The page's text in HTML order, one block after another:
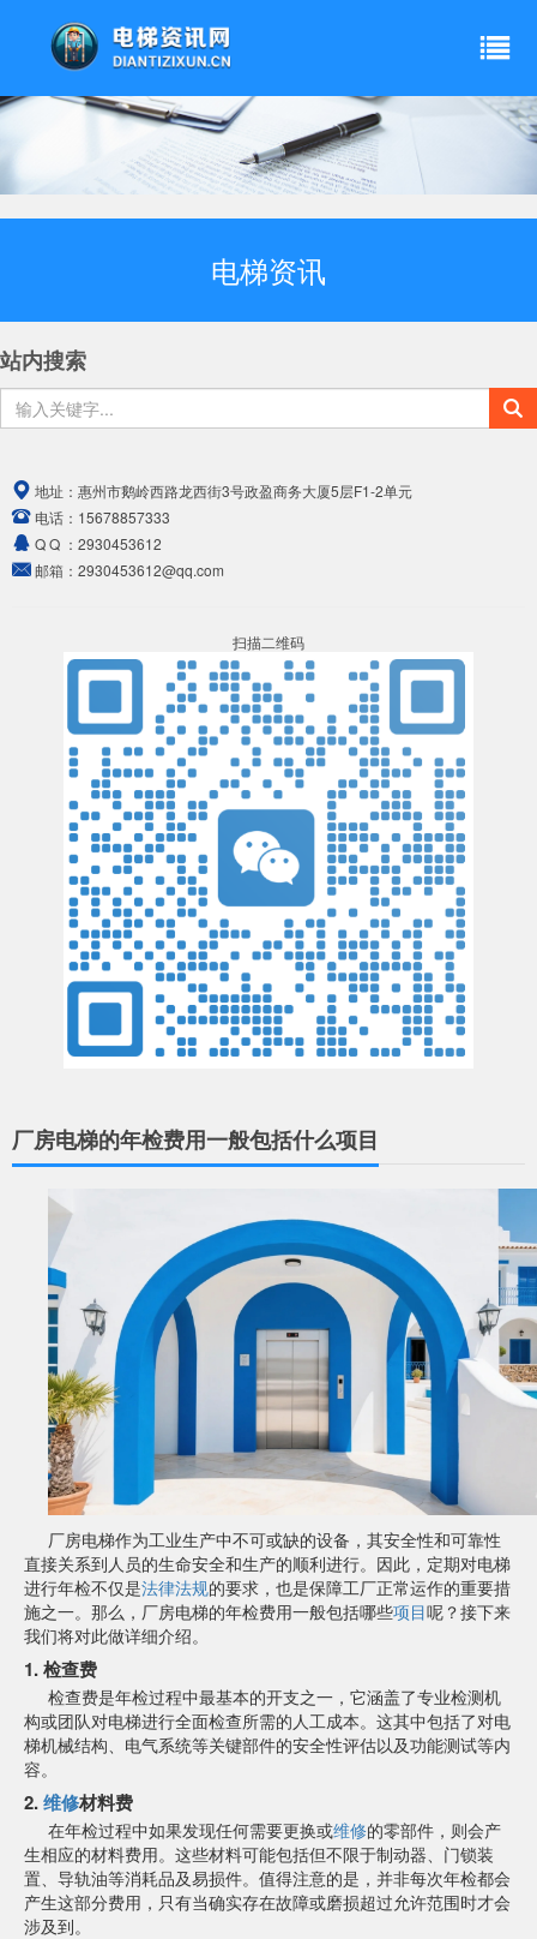
电梯资讯
站内搜索
地址： 惠州市鹅岭西路龙西街3号政盈商务大厦5层F1-2单元
电话： 15678857333
Q Q ： 2930453612
邮箱： 2930453612@qq.com
扫描二维码
厂房电梯的年检费用一般包括什么项目
厂房电梯作为工业生产中不可或缺的设备，其安全性和可靠性
直接关系到人员的生命安全和生产的顺利进行。因此，定期对电梯
进行年检不仅是法律法规的要求，也是保障工厂正常运作的重要措
施之一。那么，厂房电梯的年检费用一般包括哪些项目呢？接下来
我们将对此做详细介绍。
1. 检查费
检查费是年检过程中最基本的开支之一，它涵盖了专业检测机
构或团队对电梯进行全面检查所需的人工成本。这其中包括了对电
梯机械结构、电气系统等关键部件的安全性评估以及功能测试等内
容。
2.维修材料费
在年检过程中如果发现任何需要更换或维修的零部件，则会产
生相应的材料费用。这些材料可能包括但不限于制动器、门锁装
置、导轨油等消耗品及易损件。值得注意的是，并非每次年检都会
产生这部分费用，只有当确实存在故障或磨损超过允许范围时才会
涉及到。